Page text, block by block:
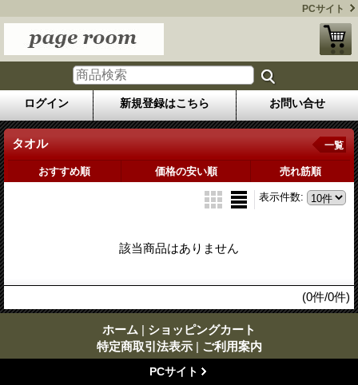
PCサイト
ログイン 新規登録はこちら お問い合せ
タオル 一覧
おすすめ順 価格の安い順 売れ筋順
表示件数:
該当商品はありません
(0件/0件)
ホーム | ショッピングカート
特定商取引法表示 | ご利用案内
PCサイト